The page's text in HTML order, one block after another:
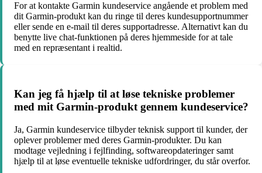
For at kontakte Garmin kundeservice angående et problem med
dit Garmin-produkt kan du ringe til deres kundesupportnummer
eller sende en e-mail til deres supportadresse. Alternativt kan du
benytte live chat-funktionen på deres hjemmeside for at tale
med en repræsentant i realtid.
Kan jeg få hjælp til at løse tekniske problemer
med mit Garmin-produkt gennem kundeservice?
Ja, Garmin kundeservice tilbyder teknisk support til kunder, der
oplever problemer med deres Garmin-produkter. Du kan
modtage vejledning i fejlfinding, softwareopdateringer samt
hjælp til at løse eventuelle tekniske udfordringer, du står overfor.